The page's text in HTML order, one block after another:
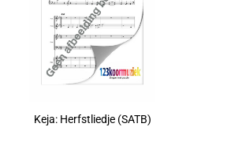
Keja: Herfstliedje (SATB)